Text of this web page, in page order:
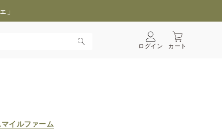
」
ログイン カート
イルファーム